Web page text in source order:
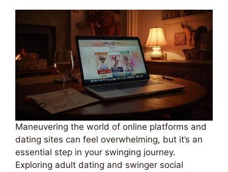
Maneuvering the world of online platforms and
dating sites can feel overwhelming, but it’s an
essential step in your swinging journey.
Exploring adult dating and swinger social